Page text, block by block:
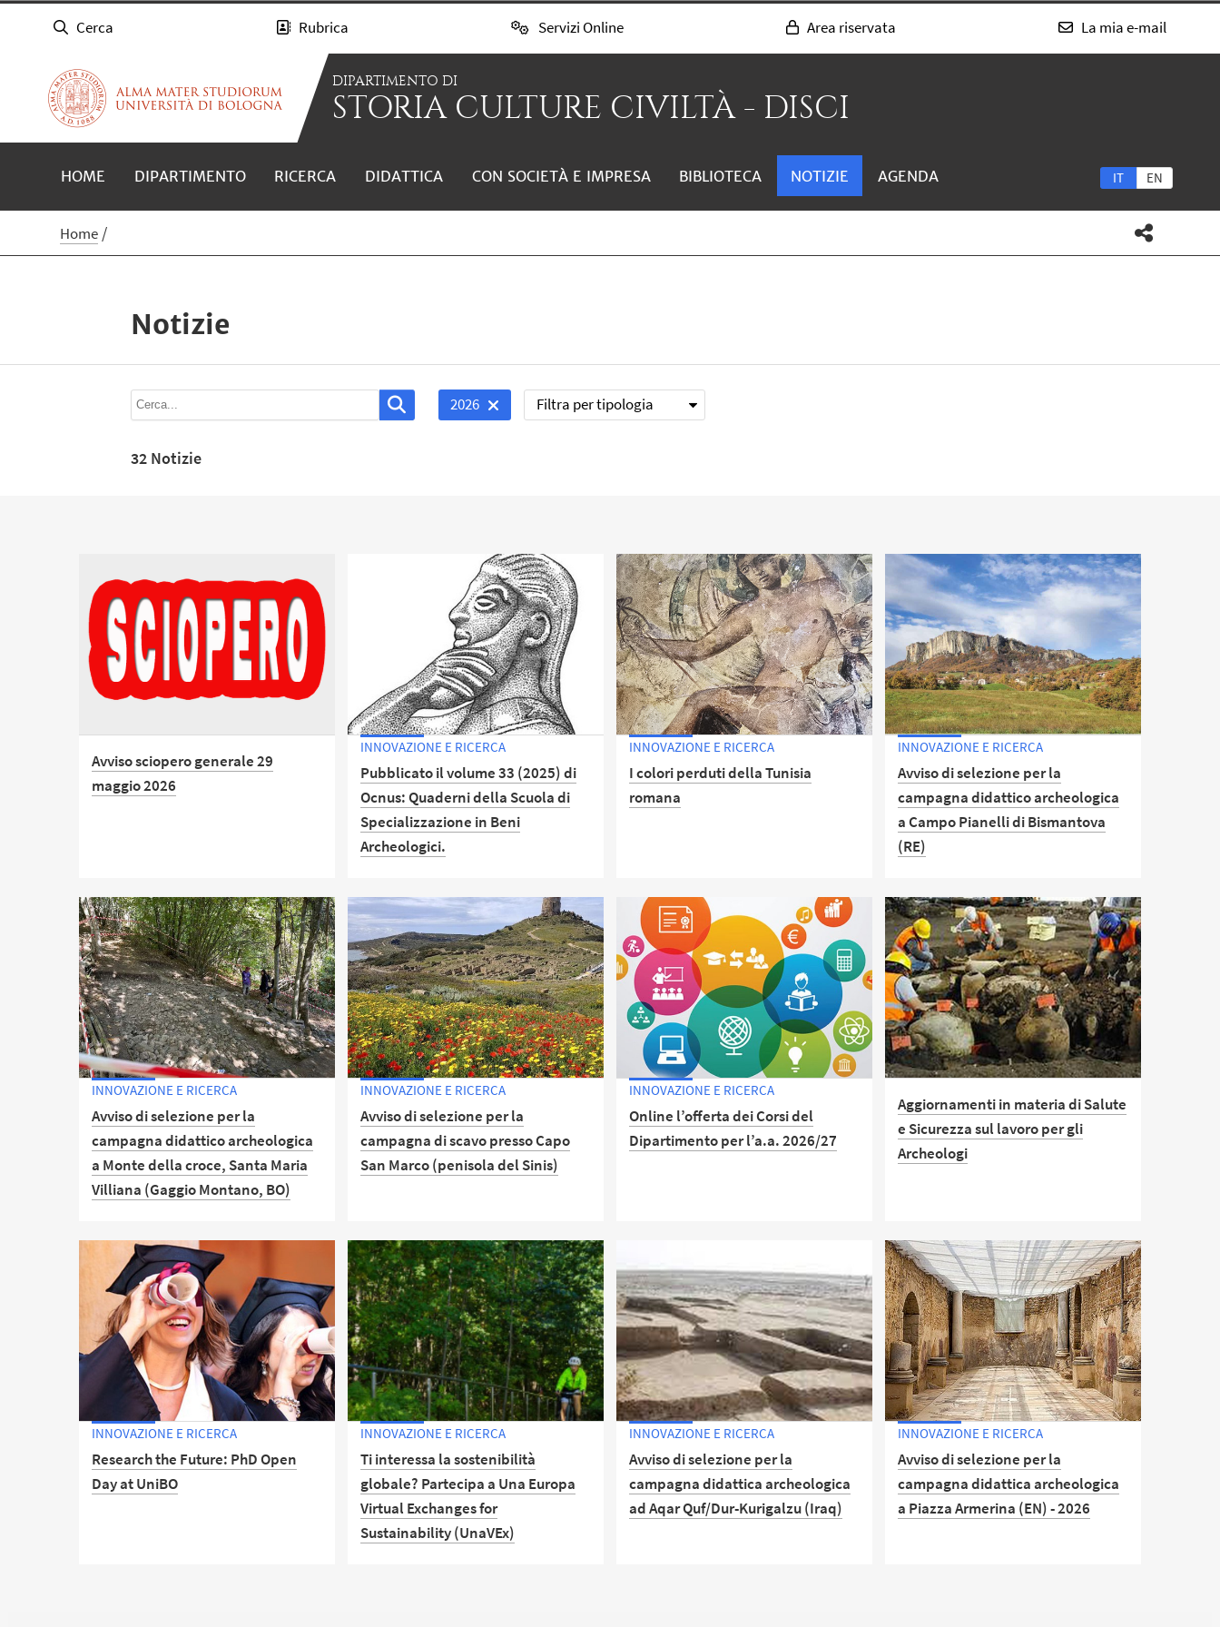
Cerca Rubrica Servizi Online Area riservata La mia e-mail
DIPARTIMENTO DI
STORIA CULTURE CIVILTÀ - DISCI
IT EN
HOME DIPARTIMENTO RICERCA DIDATTICA CON SOCIETÀ E IMPRESA BIBLIOTECA NOTIZIE AGENDA
Home
Notizie
2026 Filtra per tipologia
32 Notizie
Avviso sciopero generale 29
maggio 2026
INNOVAZIONE E RICERCA
Pubblicato il volume 33 (2025) di
Ocnus: Quaderni della Scuola di
Specializzazione in Beni
Archeologici.
Il volume offre una panoramica
sugli scavi archeologici finanziati
attraverso il programma Alma Scavi
dell’Università di Bologna.
INNOVAZIONE E RICERCA
I colori perduti della Tunisia
romana
patrimonio di intonaci dipinti che
per raffinatezza non ha nulla da
invidiare ai celebri esempi di Pompei
INNOVAZIONE E RICERCA
Avviso di selezione per la
campagna didattico archeologica
a Campo Pianelli di Bismantova
(RE)
Scadenza per la presentazione delle
candidature: 4 aprile 2026.
INNOVAZIONE E RICERCA
Avviso di selezione per la
campagna didattico archeologica
a Monte della croce, Santa Maria
Villiana (Gaggio Montano, BO)
Scadenza per la presentazione delle
candidature: 4 aprile 2026.
INNOVAZIONE E RICERCA
Avviso di selezione per la
campagna di scavo presso Capo
San Marco (penisola del Sinis)
domande: 12/04/2026.
INNOVAZIONE E RICERCA
Online l’offerta dei Corsi del
Dipartimento per l’a.a. 2026/27
coerente con i tuoi interessi e le tue
prospettive professionali.
Aggiornamenti in materia di Salute
e Sicurezza sul lavoro per gli
Archeologi
rischio medio per gli studenti.
INNOVAZIONE E RICERCA
Research the Future: PhD Open
Day at UniBO
INNOVAZIONE E RICERCA
Ti interessa la sostenibilità
globale? Partecipa a Una Europa
Virtual Exchanges for
Sustainability (UnaVEx)
INNOVAZIONE E RICERCA
Avviso di selezione per la
campagna didattica archeologica
ad Aqar Quf/Dur-Kurigalzu (Iraq)
INNOVAZIONE E RICERCA
Avviso di selezione per la
campagna didattica archeologica
a Piazza Armerina (EN) - 2026